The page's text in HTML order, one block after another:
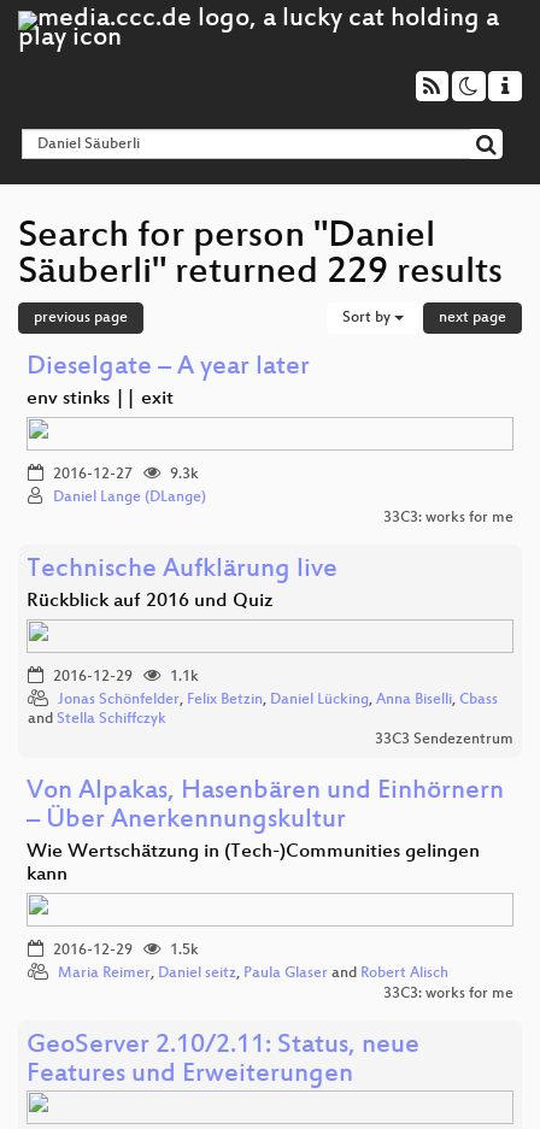
Search for person "Daniel
Säuberli" returned 229 results
previous page Sort by next page
Dieselgate – A year later
env stinks || exit
2016-12-27
9.3k
Daniel Lange (DLange)
33C3: works for me
Technische Aufklärung live
Rückblick auf 2016 und Quiz
2016-12-29
1.1k
Jonas Schönfelder, Felix Betzin, Daniel Lücking, Anna Biselli, Cbass
and Stella Schiffczyk
33C3 Sendezentrum
Von Alpakas, Hasenbären und Einhörnern
– Über Anerkennungskultur
Wie Wertschätzung in (Tech-)Communities gelingen
kann
2016-12-29
1.5k
Maria Reimer, Daniel seitz, Paula Glaser and Robert Alisch
33C3: works for me
GeoServer 2.10/2.11: Status, neue
Features und Erweiterungen